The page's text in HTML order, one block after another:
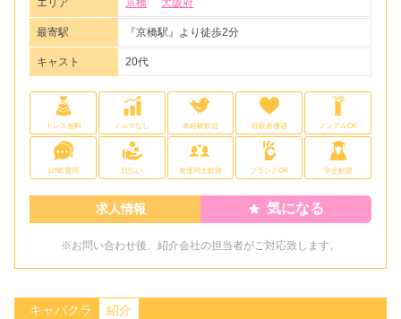
エリア 京橋 大阪府
最寄駅 『京橋駅』より徒歩2分
キャスト 20代
ドレス無料 ノルマなし 未経験歓迎 経験者優遇 ノンアルOK
LINE質問 日払い 友達同士歓迎 ブランクOK 学生歓迎
求人情報 気になる
※お問い合わせ後、紹介会社の担当者がご対応致します。
キャバクラ
紹介